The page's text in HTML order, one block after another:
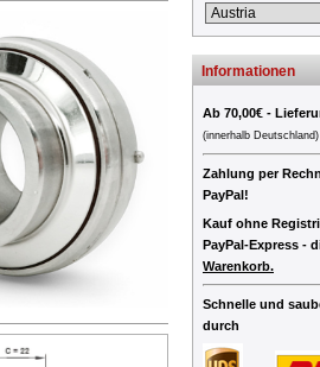
Informationen
Ab 70,00€ -
(innerhalb Deutschland)
Zahlung per
PayPal!
Kauf ohne
PayPal-Express -
Warenkorb.
Schnelle und
durch